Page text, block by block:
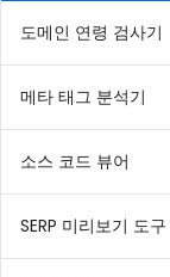
도메인 연령 검사기
메타 태그 분석기
소스 코드 뷰어
SERP 미리보기 도구